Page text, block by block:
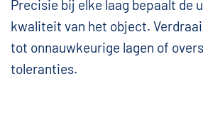
Precisie bij elke laag bepaalt de
kwaliteit van het object.
tot onnauwkeurige lagen of
toleranties.